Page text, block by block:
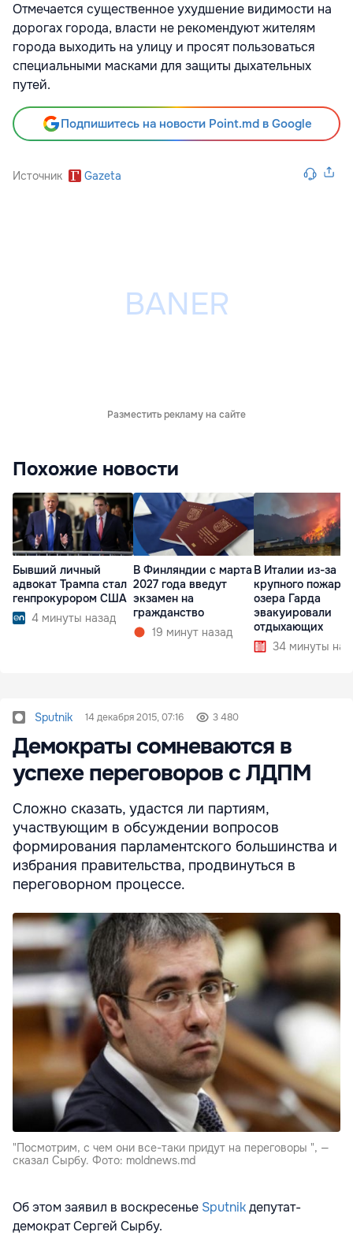
Отмечается существенное ухудшение видимости на
дорогах города, власти не рекомендуют жителям
города выходить на улицу и просят пользоваться
специальными масками для защиты дыхательных
путей.
Подпишитесь на новости Point.md в Google
Источник Gazeta
Разместить рекламу на сайте
Похожие новости
Бывший личный
адвокат Трампа стал
генпрокурором США
4 минуты назад
В Финляндии с марта
2027 года введут
экзамен на
гражданство
19 минут назад
В Италии из-за
крупного пожара
озера Гарда
эвакуировали
отдыхающих
34 минуты
Sputnik 14 декабря 2015, 07:16 3 480
Демократы сомневаются в
успехе переговоров с ЛДПМ
Сложно сказать, удастся ли партиям,
участвующим в обсуждении вопросов
формирования парламентского большинства и
избрания правительства, продвинуться в
переговорном процессе.
"Посмотрим, с чем они все-таки придут на переговоры ", —
сказал Сырбу. Фото: moldnews.md
Об этом заявил в воскресенье Sputnikдепутат-
демократ Сергей Сырбу.